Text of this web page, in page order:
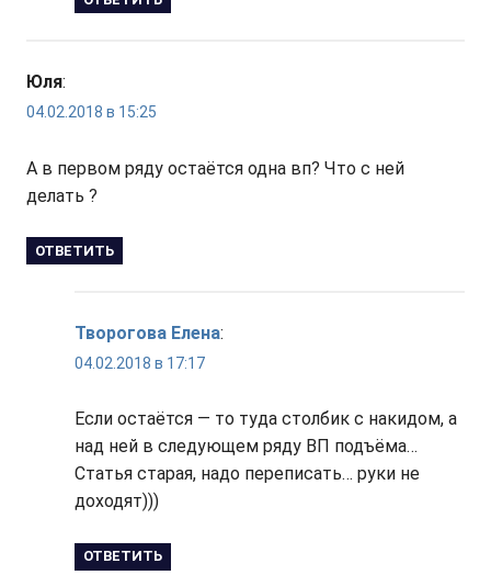
Юля:
04.02.2018 в 15:25
А в первом ряду остаётся одна вп? Что с ней
делать ?
ОТВЕТИТЬ
Творогова Елена:
04.02.2018 в 17:17
Если остаётся — то туда столбик с накидом, а
над ней в следующем ряду ВП подъёма…
Статья старая, надо переписать… руки не
доходят)))
ОТВЕТИТЬ